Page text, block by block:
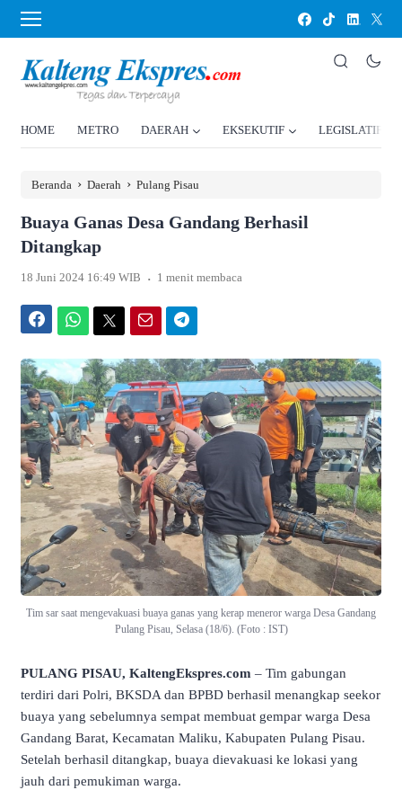
HOME METRO DAERAH EKSEKUTIF LEGISLATIF
Beranda › Daerah › Pulang Pisau
Buaya Ganas Desa Gandang Berhasil
Ditangkap
18 Juni 2024 16:49 WIB . 1 menit membaca
Tim sar saat mengevakuasi buaya ganas yang kerap meneror warga Desa Gandang
Pulang Pisau, Selasa (18/6). (Foto : IST)
PULANG PISAU, KaltengEkspres.com – Tim gabungan
terdiri dari Polri, BKSDA dan BPBD berhasil menangkap seekor
buaya yang sebelumnya sempat membuat gempar warga Desa
Gandang Barat, Kecamatan Maliku, Kabupaten Pulang Pisau.
Setelah berhasil ditangkap, buaya dievakuasi ke lokasi yang
jauh dari pemukiman warga.